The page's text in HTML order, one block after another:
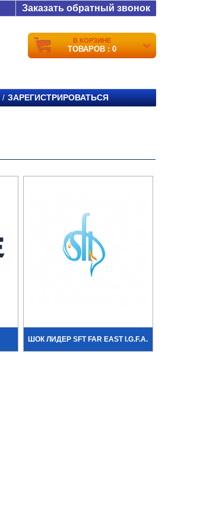
Заказать обратный звонок
В КОРЗИНЕ
ТОВАРОВ : 0
/ ЗАРЕГИСТРИРОВАТЬСЯ
ШОК ЛИДЕР SFT FAR EAST I.G.F.A.